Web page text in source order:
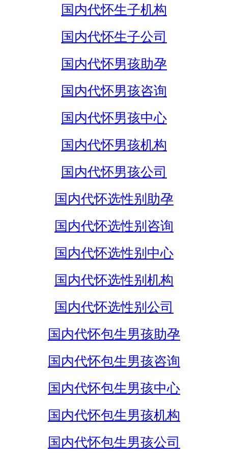
国内代怀生子机构
国内代怀生子公司
国内代怀男孩助孕
国内代怀男孩咨询
国内代怀男孩中心
国内代怀男孩机构
国内代怀男孩公司
国内代怀选性别助孕
国内代怀选性别咨询
国内代怀选性别中心
国内代怀选性别机构
国内代怀选性别公司
国内代怀包生男孩助孕
国内代怀包生男孩咨询
国内代怀包生男孩中心
国内代怀包生男孩机构
国内代怀包生男孩公司